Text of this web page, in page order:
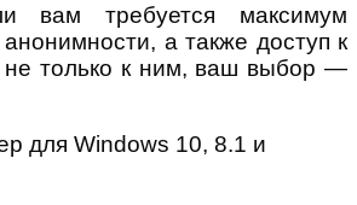
вам требуется максимум
а также доступ к
не только к ним, ваш выбор —